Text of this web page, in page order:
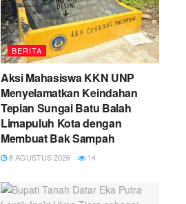
BERITA
Aksi Mahasiswa KKN UNP
Menyelamatkan Keindahan
Tepian Sungai Batu Balah
Limapuluh Kota dengan
Membuat Bak Sampah
8 AGUSTUS 2026 14